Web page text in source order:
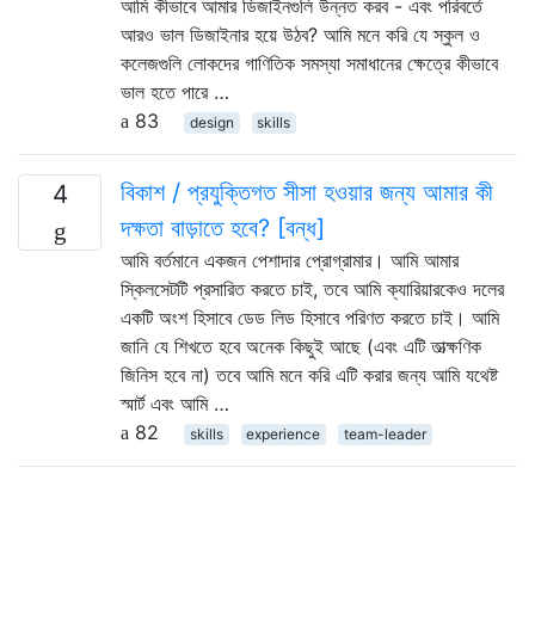
আমি কীভাবে আমার ডিজাইনগুলি উন্নত করব - এবং পরিবর্তে
আরও ভাল ডিজাইনার হয়ে উঠব? আমি মনে করি যে স্কুল ও
কলেজগুলি লোকদের গাণিতিক সমস্যা সমাধানের ক্ষেত্রে কীভাবে
ভাল হতে পারে …
83
design skills
4
বিকাশ / প্রযুক্তিগত সীসা হওয়ার জন্য আমার কী
দক্ষতা বাড়াতে হবে? [বন্ধ]
আমি বর্তমানে একজন পেশাদার প্রোগ্রামার। আমি আমার
স্কিলসেটটি প্রসারিত করতে চাই, তবে আমি ক্যারিয়ারকেও দলের
একটি অংশ হিসাবে ডেড লিড হিসাবে পরিণত করতে চাই। আমি
জানি যে শিখতে হবে অনেক কিছুই আছে (এবং এটি তাত্ক্ষণিক
জিনিস হবে না) তবে আমি মনে করি এটি করার জন্য আমি যথেষ্ট
স্মার্ট এবং আমি …
82
skills experience team-leader